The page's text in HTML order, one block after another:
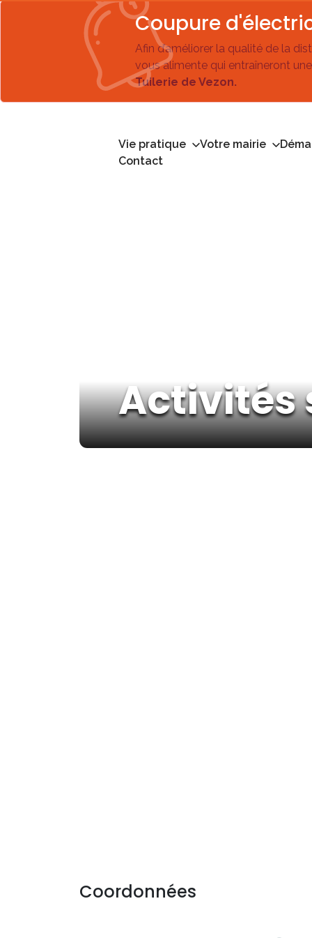
Coupure
Afin d’améliorer la qualité de la
vous alimente qui entraîneront
Tuilerie de Vezon.
Vie pratique Votre mairie
Contact
Activités
Coordonnées